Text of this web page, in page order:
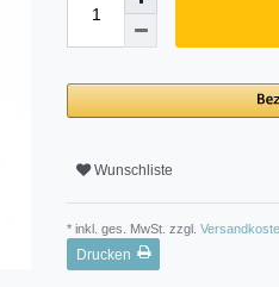
Wunschliste
* inkl. ges. MwSt. zzgl.
Drucken